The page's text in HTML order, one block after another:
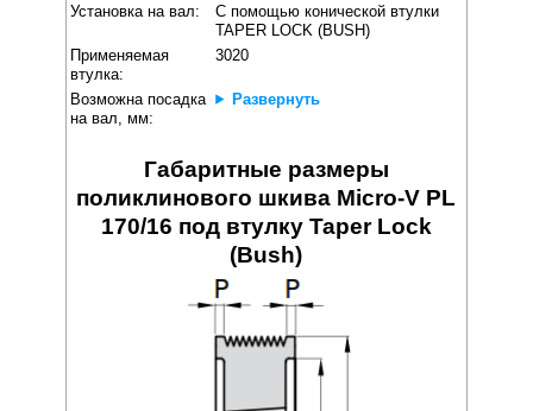
Установка на вал:
С помощью конической втулки
TAPER LOCK (BUSH)
Применяемая
втулка:
3020
Возможна посадка
на вал, мм:
Развернуть
Габаритные размеры
поликлинового шкива Micro-V PL
170/16 под втулку Taper Lock
(Bush)